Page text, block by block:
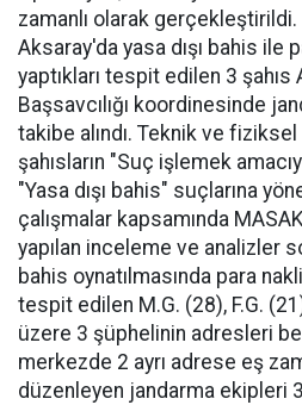
zamanlı olarak
Aksaray'da yasa dışı bahis ile
yaptıkları tespit edilen 3
Başsavcılığı koordinesinde
takibe alındı. Teknik ve
şahısların "Suç işlemek
"Yasa dışı bahis" suçlarına
çalışmalar kapsamında
yapılan inceleme ve analizler
bahis oynatılmasında para
tespit edilen M.G. (28), F.G.
üzere 3 şüphelinin adresleri
merkezde 2 ayrı adrese eş
düzenleyen jandarma ekipleri